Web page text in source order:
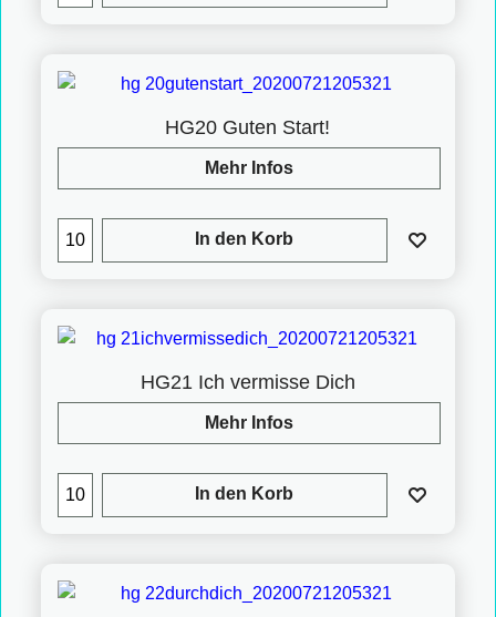
HG20 Guten Start!
Mehr Infos
In den Korb
HG21 Ich vermisse Dich
Mehr Infos
In den Korb